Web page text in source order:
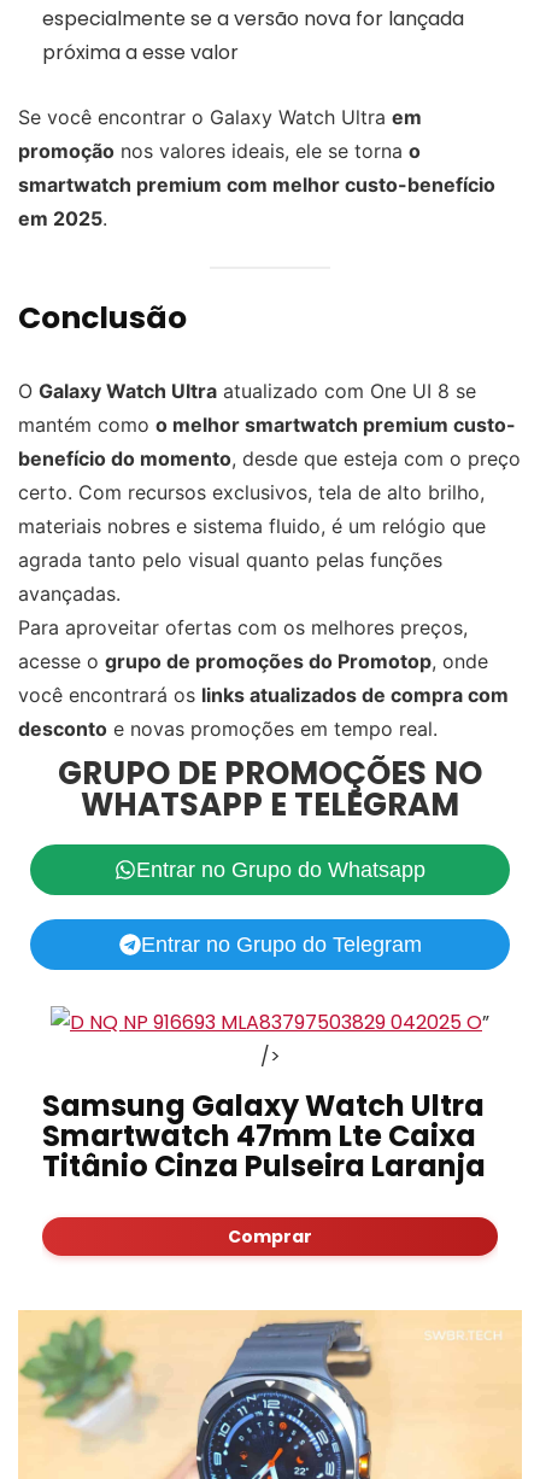
especialmente se a versão nova for lançada
próxima a esse valor
Se você encontrar o Galaxy Watch Ultra em
promoção nos valores ideais, ele se torna o
smartwatch premium com melhor custo-benefício
em 2025.
Conclusão
O Galaxy Watch Ultra atualizado com One UI 8 se
mantém como o melhor smartwatch premium custo-
benefício do momento, desde que esteja com o preço
certo. Com recursos exclusivos, tela de alto brilho,
materiais nobres e sistema fluido, é um relógio que
agrada tanto pelo visual quanto pelas funções
avançadas.
Para aproveitar ofertas com os melhores preços,
acesse o grupo de promoções do Promotop, onde
você encontrará os links atualizados de compra com
desconto e novas promoções em tempo real.
GRUPO DE PROMOÇÕES NO
WHATSAPP E TELEGRAM
Entrar no Grupo do Whatsapp
Entrar no Grupo do Telegram
”
/>
Samsung Galaxy Watch Ultra
Smartwatch 47mm Lte Caixa
Titânio Cinza Pulseira Laranja
Comprar